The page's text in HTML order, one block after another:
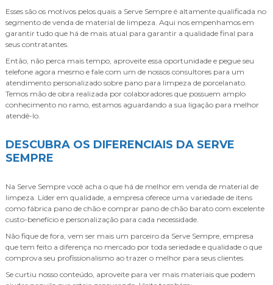
Esses são os motivos pelos quais a Serve Sempre é altamente qualificada no
segmento de venda de material de limpeza. Aqui nos empenhamos em
garantir tudo que há de mais atual para garantir a qualidade final para
seus contratantes.
Então, não perca mais tempo, aproveite essa oportunidade e pegue seu
telefone agora mesmo e fale com um de nossos consultores para um
atendimento personalizado sobre pano para limpeza de porcelanato.
Temos mão de obra realizada por colaboradores que possuem amplo
conhecimento no ramo, estamos aguardando a sua ligação para melhor
atendê-lo.
DESCUBRA OS DIFERENCIAIS DA SERVE
SEMPRE
Na Serve Sempre você acha o que há de melhor em venda de material de
limpeza. Líder em qualidade, a empresa oferece uma variedade de itens
como fábrica pano de chão e comprar pano de chão barato com excelente
custo-benefício e personalização para cada necessidade.
Não fique de fora, vem ser mais um parceiro da Serve Sempre, empresa
que tem feito a diferença no mercado por toda seriedade e qualidade o que
comprova seu profissionalismo ao trazer o melhor para seus clientes.
Se curtiu nosso conteúdo, aproveite para ver mais materiais que podem